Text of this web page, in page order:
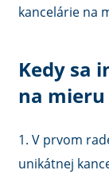
kancelárie na
Kedy sa
na
1. V prvom
unikátnej